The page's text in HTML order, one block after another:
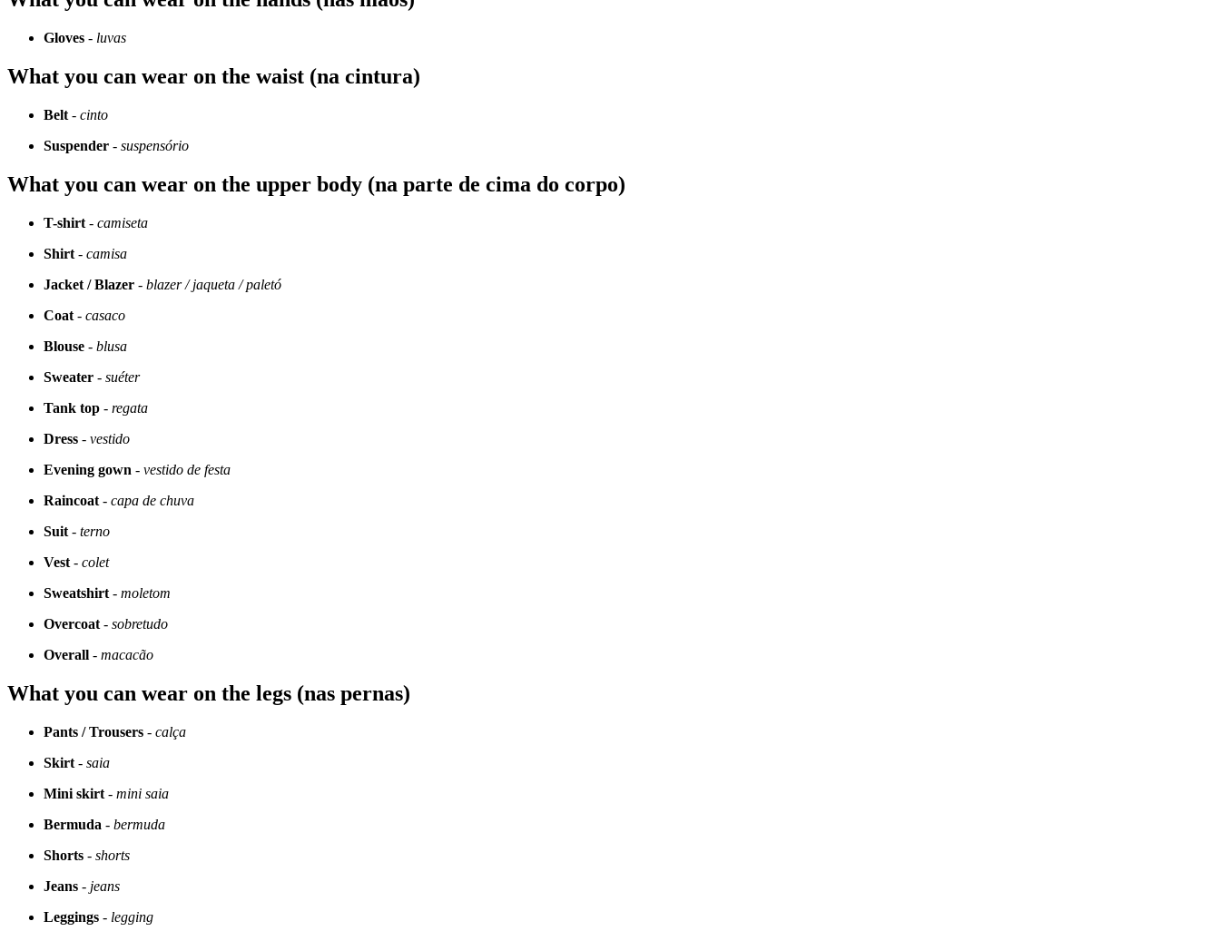
Gloves - luvas
What you can wear on the waist (na cintura)
Belt - cinto
Suspender - suspensório
What you can wear on the upper body (na parte de cima do corpo)
T-shirt - camiseta
Shirt - camisa
Jacket / Blazer - blazer / jaqueta / paletó
Coat - casaco
Blouse - blusa
Sweater - suéter
Tank top - regata
Dress - vestido
Evening gown - vestido de festa
Raincoat - capa de chuva
Suit - terno
Vest - colet
Sweatshirt - moletom
Overcoat - sobretudo
Overall - macacão
What you can wear on the legs (nas pernas)
Pants / Trousers - calça
Skirt - saia
Mini skirt - mini saia
Bermuda - bermuda
Shorts - shorts
Jeans - jeans
Leggings - legging